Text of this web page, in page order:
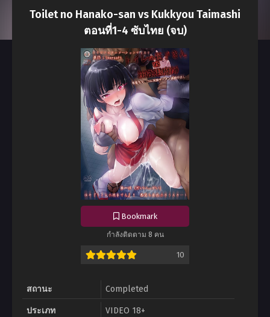
Toilet no Hanako-san vs Kukkyou Taimashi
ตอนที่1-4 ซับไทย (จบ)
Bookmark
กำลังติดตาม 8 คน
10
สถานะ Completed
ประเภท VIDEO 18+